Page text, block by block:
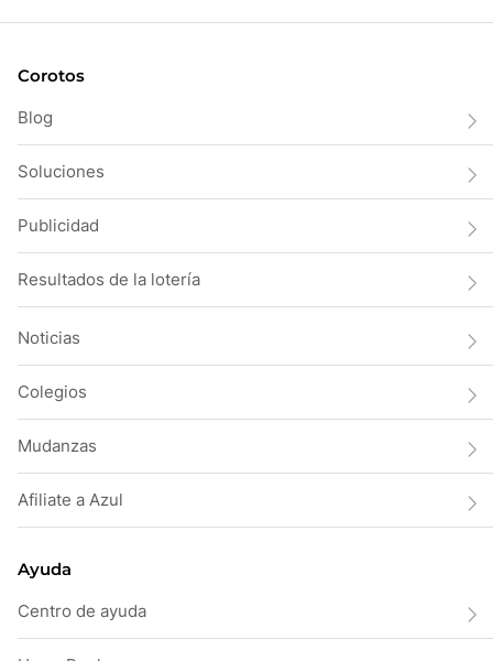
Corotos
Blog
Soluciones
Publicidad
Resultados de la lotería
Noticias
Colegios
Mudanzas
Afiliate a Azul
Ayuda
Centro de ayuda